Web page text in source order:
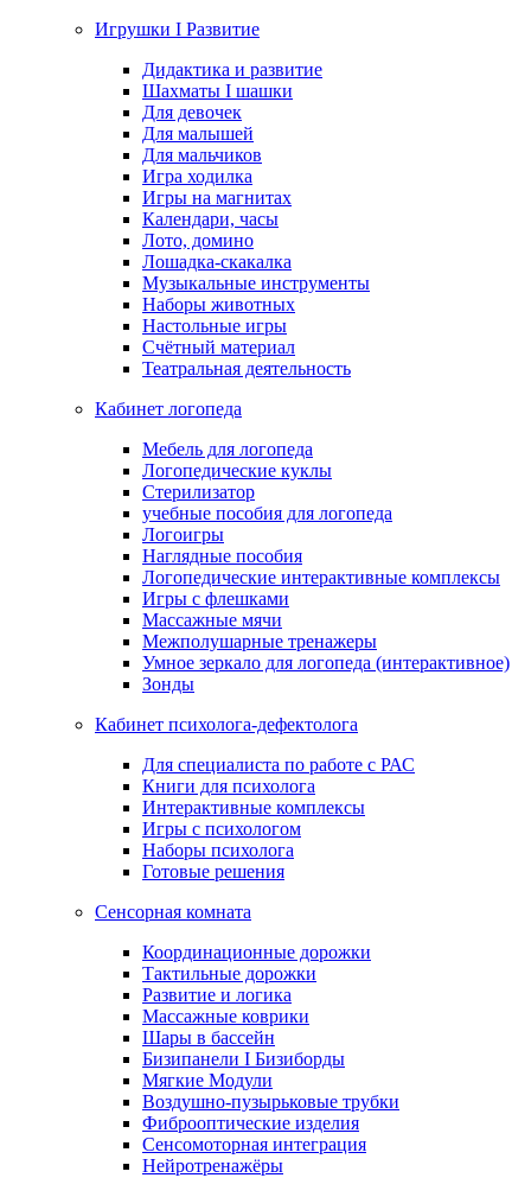
Игрушки I Развитие
Дидактика и развитие
Шахматы I шашки
Для девочек
Для малышей
Для мальчиков
Игра ходилка
Игры на магнитах
Календари, часы
Лото, домино
Лошадка-скакалка
Музыкальные инструменты
Наборы животных
Настольные игры
Счётный материал
Театральная деятельность
Кабинет логопеда
Мебель для логопеда
Логопедические куклы
Стерилизатор
учебные пособия для логопеда
Логоигры
Наглядные пособия
Логопедические интерактивные комплексы
Игры с флешками
Массажные мячи
Межполушарные тренажеры
Умное зеркало для логопеда (интерактивное)
Зонды
Кабинет психолога-дефектолога
Для специалиста по работе с РАС
Книги для психолога
Интерактивные комплексы
Игры с психологом
Наборы психолога
Готовые решения
Сенсорная комната
Координационные дорожки
Тактильные дорожки
Развитие и логика
Массажные коврики
Шары в бассейн
Бизипанели I Бизиборды
Мягкие Модули
Воздушно-пузырьковые трубки
Фиброоптические изделия
Сенсомоторная интеграция
Нейротренажёры